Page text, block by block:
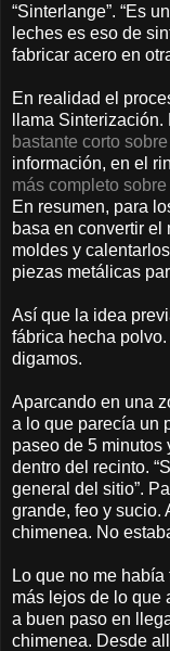
“Sinterlange”. “Es
leches es eso de
fabricar acero en
En realidad el
llama
bastante corto
información, en el
más completo
En resumen, para
basa en convertir el
moldes y
piezas metálicas
Así que la idea
fábrica hecha
digamos.
Aparcando en una
a lo que parecía un
paseo de 5 minutos
dentro del recinto.
general del sitio”.
grande, feo y sucio.
chimenea. No
Lo que no me
más lejos de lo que
a buen paso en
chimenea. Desde